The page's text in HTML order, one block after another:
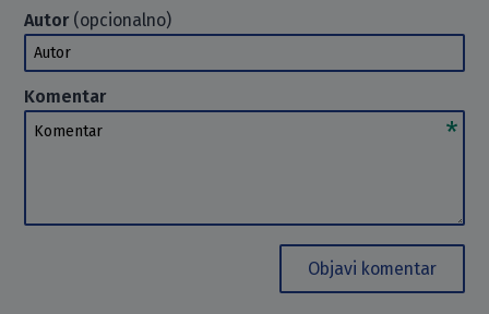
Autor(opcionalno)
Autor
Komentar
Komentar
Objavi komentar